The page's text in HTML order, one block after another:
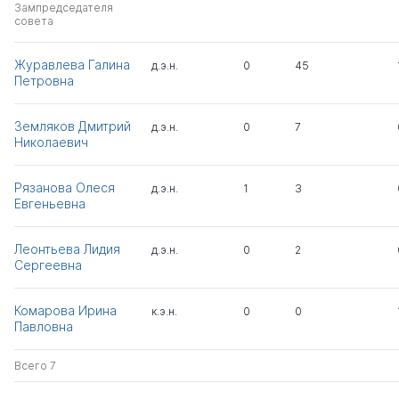
Зампредседателя
совета
Журавлева Галина
Петровна
д.э.н. 0 45
Земляков Дмитрий
Николаевич
д.э.н. 0 7
Рязанова Олеся
Евгеньевна
д.э.н. 1 3
Леонтьева Лидия
Сергеевна
д.э.н. 0 2
Комарова Ирина
Павловна
к.э.н. 0 0
Всего 7